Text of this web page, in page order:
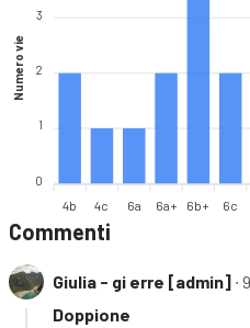
3
2
1
0
Numero vie
4b 4c 6a 6a+ 6b+ 6c
Commenti
Giulia - gi erre [admin] ∙
Doppione